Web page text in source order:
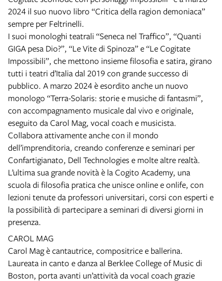
2024 il suo nuovo libro “Critica della ragion demoniaca”
sempre per Feltrinelli.
I suoi monologhi teatrali “Seneca nel Traffico”, “Quanti
GIGA pesa Dio?”, “Le Vite di Spinoza” e “Le Cogitate
Impossibili”, che mettono insieme filosofia e satira, girano
tutti i teatri d’Italia dal 2019 con grande successo di
pubblico. A marzo 2024 è esordito anche un nuovo
monologo “Terra-Solaris: storie e musiche di fantasmi”,
con accompagnamento musicale dal vivo e originale,
eseguito da Carol Mag, vocal coach e musicista.
Collabora attivamente anche con il mondo
dell’imprenditoria, creando conferenze e seminari per
Confartigianato, Dell Technologies e molte altre realtà.
L’ultima sua grande novità è la Cogito Academy, una
scuola di filosofia pratica che unisce online e onlife, con
lezioni tenute da professori universitari, corsi con esperti e
la possibilità di partecipare a seminari di diversi giorni in
presenza.
CAROL MAG
Carol Mag è cantautrice, compositrice e ballerina.
Laureata in canto e danza al Berklee College of Music di
Boston, porta avanti un’attività da vocal coach grazie